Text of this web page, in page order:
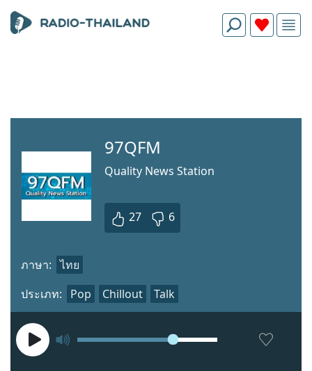
97QFM
Quality News Station
27 6
ประเภท: Pop Chillout Talk
ภาษา: ไทย